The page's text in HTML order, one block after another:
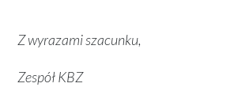
Z wyrazami szacunku,
Zespół KBZ